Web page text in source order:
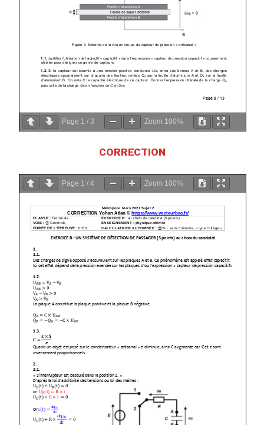
Page 1 / 3 Zoom 100%
CORRECTION
Page 1 / 4 Zoom 100%